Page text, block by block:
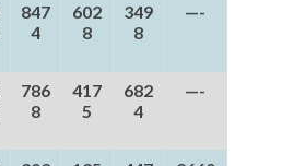
847
4
602
8
349
8
—-
786
8
417
5
682
4
—-